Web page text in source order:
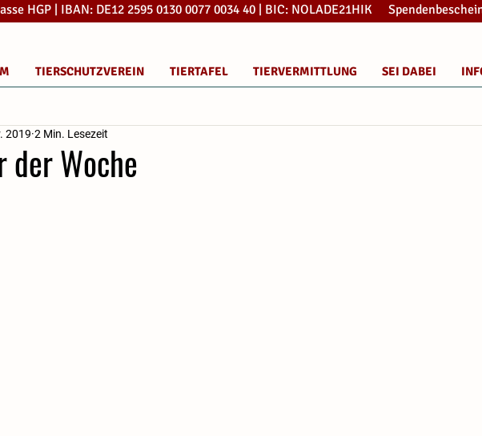
HGP | IBAN: DE12 2595 0130 0077 0034 40 | BIC: NOLADE21HIK
TIERSCHUTZVEREIN TIERTAFEL TIERVERMITTLUNG SEI DABEI
der Woche
2019 2 Min. Lesezeit